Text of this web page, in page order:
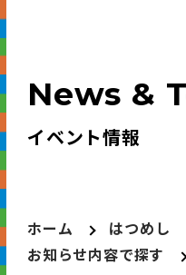
News &
イベント情報
ホーム
はつめし
お知らせ内容で探す